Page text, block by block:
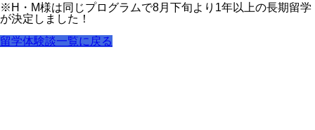
※H・M様は同じプログラムで8月下旬より1年以上の長期留学
が決定しました！
留学体験談一覧に戻る